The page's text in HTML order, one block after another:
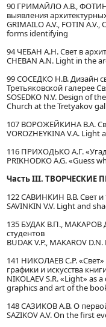
90 ГРИМАЙЛО А.В., ФОТИН
выявления
GRIMAILO A.V., FOTIN
forms identifying
94 ЧЕБАН А.Н. Свет в
CHEBAN A.N. Light in the
99 СОСЕДКО Н.В. Дизайн
Третьяковской галерее
SOSEDKO N.V. Design of
Church at the Tretyakov
107 ВОРОЖЕЙКИНА В.А.
VOROZHEYKINA V.A.
116 ПРИХОДЬКО А.Г.
PRIKHODKO A.G. «Guess
Часть III.
122 САВИНКИН В.В. Свет и
SAVINKIN V.V. Light and
135 БУДАК В.П., МАКАРОВ
студентов
BUDAK V.P., MAKAROV
141 НИКОЛАЕВ С.Р. «Свет»
графики и искусства
NIKOLAEV S.R. «Light»
graphics and art of the
148 САЗИКОВ А.В. О
SAZIKOV A.V. On the first